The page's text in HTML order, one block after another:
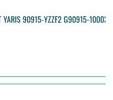
YARIS 90915-YZZF2 G90915-10003-